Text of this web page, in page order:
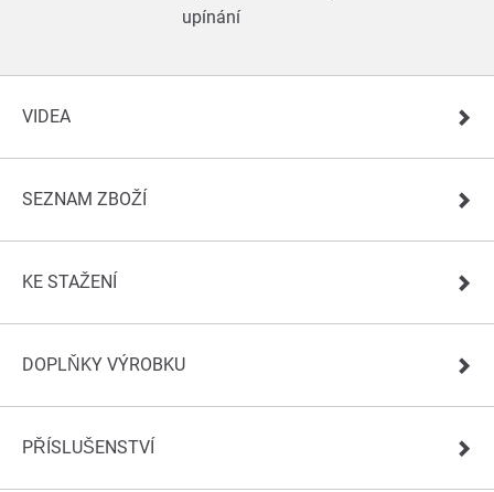
upínání
VIDEA
SEZNAM ZBOŽÍ
KE STAŽENÍ
DOPLŇKY VÝROBKU
PŘÍSLUŠENSTVÍ